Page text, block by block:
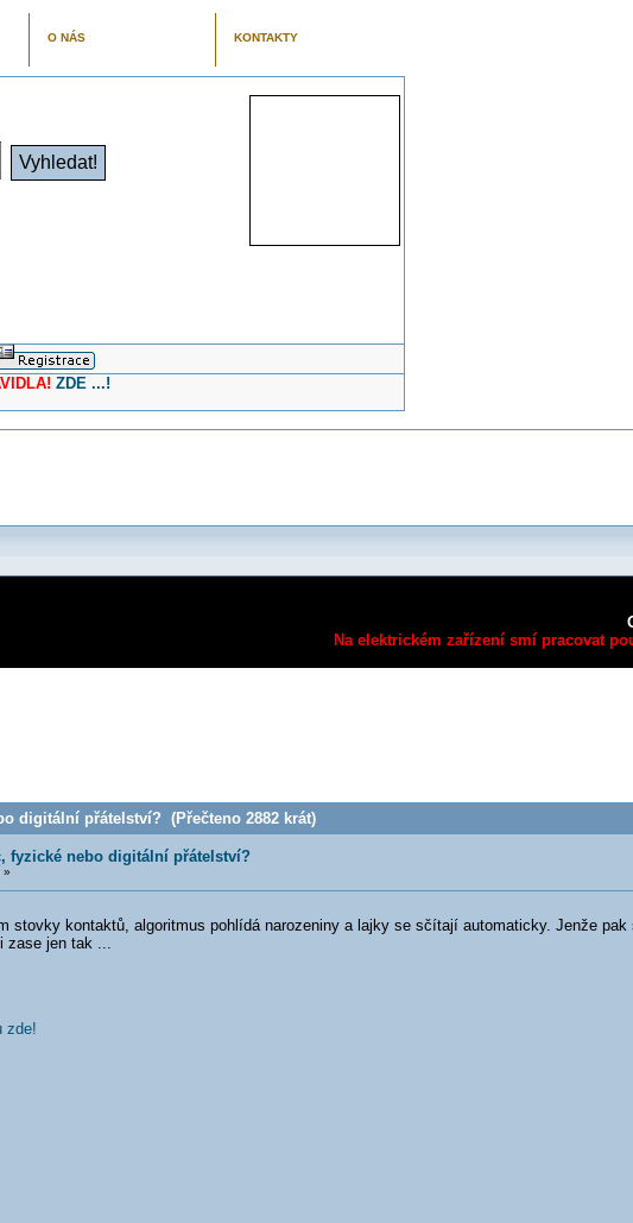
O NÁS KONTAKTY
ZDE ...!
Na elektrickém zařízení smí pracovat
digitální přátelství? (Přečteno 2882 krát)
fyzické nebo digitální přátelství?
»
kontaktů, algoritmus pohlídá narozeniny a lajky se sčítají automaticky. Jenže
zase jen tak ...
zde!